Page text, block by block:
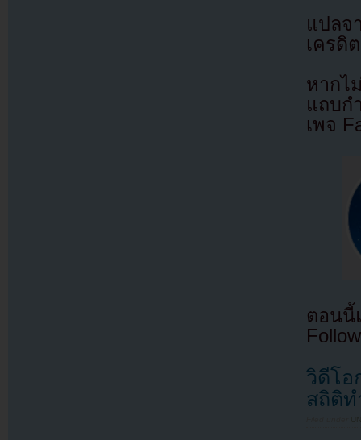
แปล
เครดิ
หากไ
แถบก
เพจ
ตอนนี้
วิดีโอ
สถิติท